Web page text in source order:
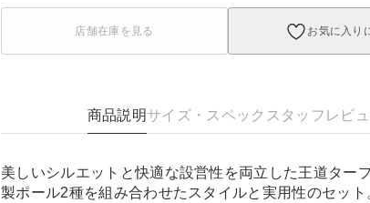
店舗在庫を見る お気に入り
商品説明サイズ・スペック スタッフレビ
美しいシルエットと快適な設営性を両立した王道ター
製ポール2種を組み合わせたスタイルと実用性のセット